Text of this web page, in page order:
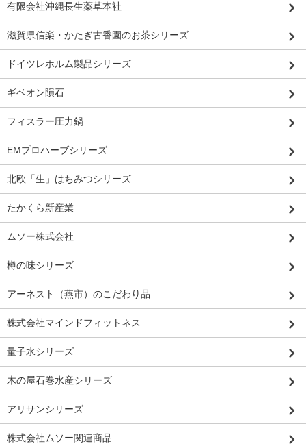
有限会社沖縄長生薬草本社
滋賀県信楽・かたぎ古香園のお茶シリーズ
ドイツレホルム製品シリーズ
ギベオン隕石
フィスラー圧力鍋
EMプロハーブシリーズ
北欧「生」はちみつシリーズ
たかくら新産業
ムソー株式会社
樽の味シリーズ
アーネスト（燕市）のこだわり品
株式会社マインドフィットネス
量子水シリーズ
木の屋石巻水産シリーズ
アリサンシリーズ
株式会社ムソー関連商品